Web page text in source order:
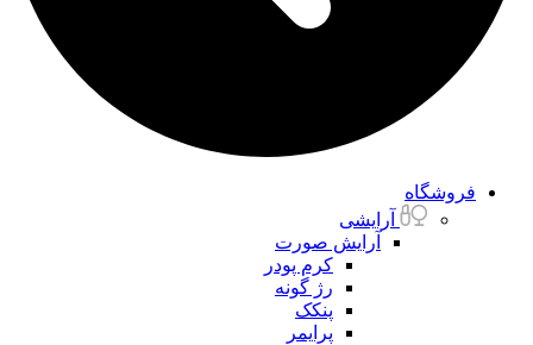
فروشگاه
آرایشی
آرایش صورت
کرم پودر
رژ گونه
پنکک
پرایمر